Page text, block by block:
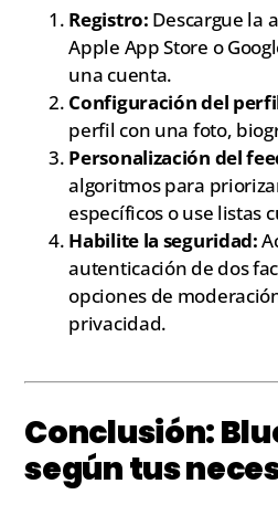
Registro: Descargue la
Apple App Store o
una cuenta.
Configuración del
perfil con una foto,
Personalización del
algoritmos para
específicos o use listas
Habilite la seguridad:
autenticación de dos
opciones de
privacidad.
Conclusión:
según tus